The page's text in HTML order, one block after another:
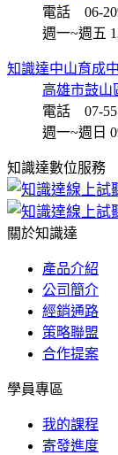
電話 06-
週一~週五
知識達中山育成
高雄市鼓山
電話 07-
週一~週日
知識達數位服務
關於知識達
產品介紹
公司簡介
經銷通路
策略聯盟
合作提案
學員專區
我的課程
寄發進度